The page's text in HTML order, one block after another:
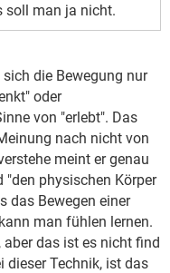
soll man ja nicht.
die Bewegung nur
oder
von "erlebt". Das
nach nicht von
meint er genau
"den physischen Körper
das Bewegen einer
man fühlen lernen.
das ist es nicht find
dieser Technik, ist das